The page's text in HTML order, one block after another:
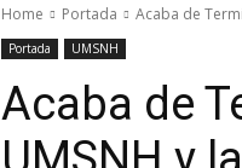
Home Portada Acaba de
Portada UMSNH
Acaba de